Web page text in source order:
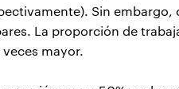
Sin embargo,
La proporción de
mayor.